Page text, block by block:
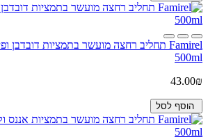
500ml
43.00₪
הוסף לסל